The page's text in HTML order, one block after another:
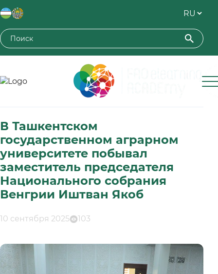
Toshkent davlat agrar universiteti
В Ташкентском
государственном аграрном
университете побывал
заместитель председателя
Национального собрания
Венгрии Иштван Якоб
10 сентября 2025 103